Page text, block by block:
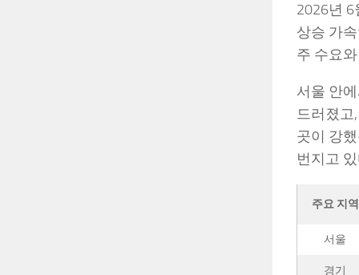
2026년
상승 가
주 수요
서울 안
드러졌고
곳이 강
번지고
주요 지역
서울
경기